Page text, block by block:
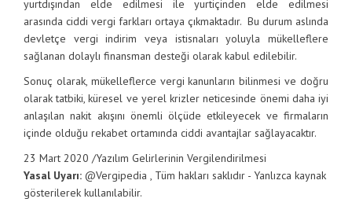
yurtdışından elde edilmesi ile yurtiçinden elde edilmesi
arasında ciddi vergi farkları ortaya çıkmaktadır. Bu durum aslında
devletçe vergi indirim veya istisnaları yoluyla mükelleflere
sağlanan dolaylı finansman desteği olarak kabul edilebilir.
Sonuç olarak, mükelleflerce vergi kanunların bilinmesi ve doğru
olarak tatbiki, küresel ve yerel krizler neticesinde önemi daha iyi
anlaşılan nakit akışını önemli ölçüde etkileyecek ve firmaların
içinde olduğu rekabet ortamında ciddi avantajlar sağlayacaktır.
23 Mart 2020 /Yazılım Gelirlerinin Vergilendirilmesi
Yasal Uyarı: @Vergipedia , Tüm hakları saklıdır - Yanlızca kaynak
gösterilerek kullanılabilir.